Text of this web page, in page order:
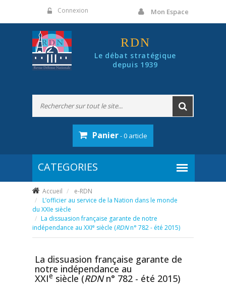
Connexion Mon Espace
RDN
Le débat stratégique
depuis 1939
Panier- 0 article
Accueil
e-RDN
L’officier au service de la Nation dans le monde
du XXIe siècle
La dissuasion française garante de notre
indépendance au XXIe siècle (RDNn° 782 - été 2015)
La dissuasion française garante de
notre indépendance au
XXIe siècle (RDNn° 782 - été 2015)